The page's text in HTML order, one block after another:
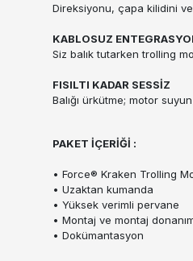
Direksiyonu, çapa kilidini
KABLOSUZ
Siz balık tutarken trolling
FISILTI KADAR SESSİZ
Balığı ürkütme; motor
PAKET İÇERİĞİ :
• Force® Kraken Trolling
• Uzaktan kumanda
• Yüksek verimli pervane
• Montaj ve montaj
• Dokümantasyon